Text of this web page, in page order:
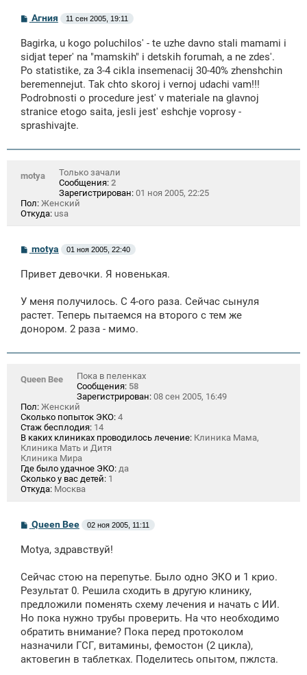
С
о
б
щ
н
и
Агния 11 сен 2005, 19:11
Bagirka, u kogo poluchilos' - te uzhe davno stali mamami i
sidjat teper' na "mamskih" i detskih forumah, a ne zdes'.
Po statistike, za 3-4 cikla insemenacij 30-40% zhenshchin
beremennejut. Tak chto skoroj i vernoj udachi vam!!!
Podrobnosti o procedure jest' v materiale na glavnoj
stranice etogo saita, jesli jest' eshchje voprosy -
sprashivajte.
motya
Только зачали
Сообщения: 2
Зарегистрирован: 01 ноя 2005, 22:25
Пол: Женский
Откуда: usa
С
о
б
н
и
motya 01 ноя 2005, 22:40
Привет девочки. Я новенькая.
У меня получилось. С 4-ого раза. Сейчас сынуля
растет. Теперь пытаемся на второго с тем же
донором. 2 раза - мимо.
Queen Bee
Пока в пеленках
Сообщения: 58
Зарегистрирован: 08 сен 2005, 16:49
Пол: Женский
Сколько попыток ЭКО: 4
Стаж бесплодия: 14
В каких клиниках проводилось лечение: Клиника Мама,
Клиника Мать и Дитя
Клиника Мира
Где было удачное ЭКО: да
Сколько у вас детей: 1
Откуда: Москва
С
о
б
н
и
Queen Bee 02 ноя 2005, 11:11
Motya, здравствуй!
Сейчас стою на перепутье. Было одно ЭКО и 1 крио.
Результат 0. Решила сходить в другую клинику,
предложили поменять схему лечения и начать с ИИ.
Но пока нужно трубы проверить. На что необходимо
обратить внимание? Пока перед протоколом
назначили ГСГ, витамины, фемостон (2 цикла),
актовегин в таблетках. Поделитесь опытом, пжлста.